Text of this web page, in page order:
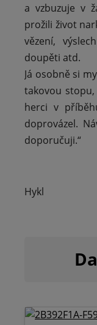
a vzbuzuje v
prožili život
vězení,
doupěti atd.
Já osobně si
takovou
herci v
doprovázel.
doporučuji.“
Hykl